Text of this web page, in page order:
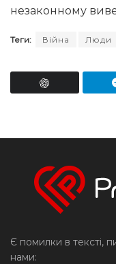
незаконному
Теги: Війна Люди
Є помилки в тексті,
нами: